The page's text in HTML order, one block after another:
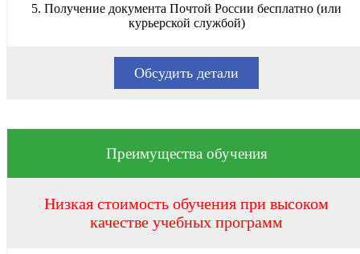
5. Получение документа Почтой России бесплатно (или
курьерской службой)
Обсудить детали
Преимущества обучения
Низкая стоимость обучения при высоком
качестве учебных программ